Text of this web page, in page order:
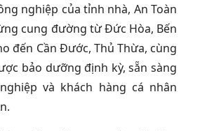
nghiệp của tỉnh nhà, An Toàn
cung đường từ Đức Hòa, Bến
đến Cần Đước, Thủ Thừa, cùng
bảo dưỡng định kỳ, sẵn sàng
và khách hàng cá nhân